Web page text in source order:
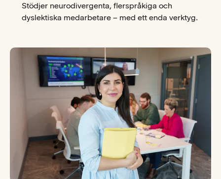
Stödjer neurodivergenta, flerspråkiga och
dyslektiska medarbetare – med ett enda verktyg.